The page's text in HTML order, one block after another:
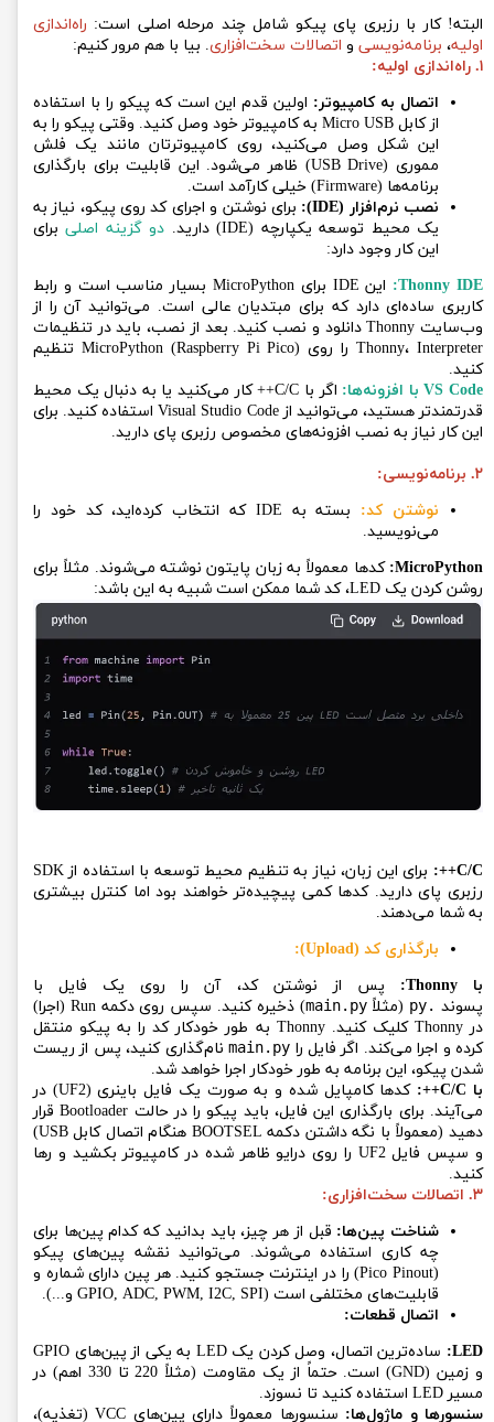
البته! کار با رزبری پای پیکو شامل چند مرحله اصلی است: راه‌اندازی
اولیه، برنامه‌نویسی و اتصالات سخت‌افزاری. بیا با هم مرور کنیم:
۱. راه‌اندازی اولیه:
اتصال به کامپیوتر: اولین قدم این است که پیکو را با استفاده
از کابل Micro USB به کامپیوتر خود وصل کنید. وقتی پیکو را به
این شکل وصل می‌کنید، روی کامپیوترتان مانند یک فلش
مموری (USB Drive) ظاهر می‌شود. این قابلیت برای بارگذاری
برنامه‌ها (Firmware) خیلی کارآمد است.
نصب نرم‌افزار (IDE):
برای نوشتن و اجرای کد روی پیکو، نیاز به
یک محیط توسعه یکپارچه (IDE) دارید.
دو گزینه اصلیبرای
این کار وجود دارد:
Thonny IDE:
این IDE برای MicroPython بسیار مناسب است و رابط
کاربری ساده‌ای دارد که برای مبتدیان عالی است. می‌توانید آن را از
وب‌سایت Thonny دانلود و نصب کنید. بعد از نصب، باید در تنظیمات
Thonny، Interpreter را روی MicroPython (Raspberry Pi Pico) تنظیم
کنید.
VS Code با افزونه‌ها:
اگر با C/C++ کار می‌کنید یا به دنبال یک محیط
قدرتمندتر هستید، می‌توانید از Visual Studio Code استفاده کنید. برای
این کار نیاز به نصب افزونه‌های مخصوص رزبری پای دارید.
۲. برنامه‌نویسی:
نوشتن کد:
بسته به IDE که انتخاب کرده‌اید، کد خود را
می‌نویسید.
MicroPython: کدها معمولاً به زبان پایتون نوشته می‌شوند. مثلاً برای
روشن کردن یک LED، کد شما ممکن است شبیه به این باشد:
C/C++:
برای این زبان، نیاز به تنظیم محیط توسعه با استفاده از SDK
رزبری پای دارید. کدها کمی پیچیده‌تر خواهند بود اما کنترل بیشتری
به شما می‌دهند.
بارگذاری کد (Upload):
با Thonny:
پس از نوشتن کد، آن را روی یک فایل با
پسوند .py (مثلاًmain.py
) ذخیره کنید. سپس روی دکمه Run (اجرا)
در Thonny کلیک کنید. Thonny به طور خودکار کد را به پیکو منتقل
کرده و اجرا می‌کند. اگر فایل را main.pyنام‌گذاری کنید، پس از ریست
شدن پیکو، این برنامه به طور خودکار اجرا خواهد شد.
با C/C++:
کدها کامپایل شده و به صورت یک فایل باینری (UF2) در
می‌آیند. برای بارگذاری این فایل، باید پیکو را در حالت Bootloader قرار
دهید (معمولاً با نگه داشتن دکمه BOOTSEL هنگام اتصال کابل USB)
و سپس فایل UF2 را روی درایو ظاهر شده در کامپیوتر بکشید و رها
کنید.
۳. اتصالات سخت‌افزاری:
شناخت پین‌ها: قبل از هر چیز، باید بدانید که کدام پین‌ها برای
چه کاری استفاده می‌شوند. می‌توانید نقشه پین‌های پیکو
(Pico Pinout) را در اینترنت جستجو کنید. هر پین دارای شماره و
قابلیت‌های مختلفی است (GPIO, ADC, PWM, I2C, SPI و...).
اتصال قطعات:
LED:
ساده‌ترین اتصال، وصل کردن یک LED به یکی از پین‌های GPIO
و زمین (GND) است. حتماً از یک مقاومت (مثلاً 220 تا 330 اهم) در
مسیر LED استفاده کنید تا نسوزد.
سنسورها و ماژول‌ها:
سنسورها معمولاً دارای پین‌های VCC (تغذیه)،